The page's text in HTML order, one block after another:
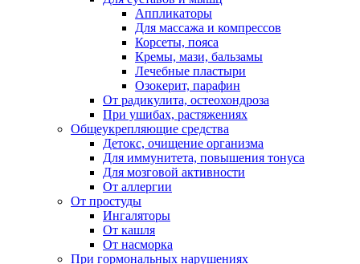
Аппликаторы
Для массажа и компрессов
Корсеты, пояса
Кремы, мази, бальзамы
Лечебные пластыри
Озокерит, парафин
От радикулита, остеохондроза
При ушибах, растяжениях
Общеукрепляющие средства
Детокс, очищение организма
Для иммунитета, повышения тонуса
Для мозговой активности
От аллергии
От простуды
Ингаляторы
От кашля
От насморка
При гормональных нарушениях